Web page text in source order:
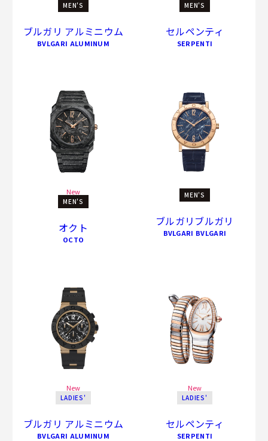
MEN'S
ブルガリ アルミニウム
BVLGARI ALUMINUM
MEN'S
セルペンティ
SERPENTI
New
MEN'S
オクト
OCTO
MEN'S
ブルガリブルガリ
BVLGARI BVLGARI
New
LADIES'
ブルガリ アルミニウム
BVLGARI ALUMINUM
New
LADIES'
セルペンティ
SERPENTI